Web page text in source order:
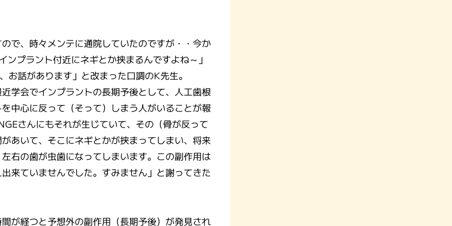
で、時々メンテに通院していたのですが・・今か
プラント付近にネギとか挟まるんですよね～」
話があります」と改まった口調のK先生。
学会でインプラントの長期予後として、人工歯根
中心に反って（そって）しまう人がいることが報
さんにもそれが生じていて、その（骨が反って
あいて、そこにネギとかが挟まってしまい、将来
右の歯が虫歯になってしまいます。この副作用は
来ていませんでした。すみません」と謝ってきた
が経つと予想外の副作用（長期予後）が発見され